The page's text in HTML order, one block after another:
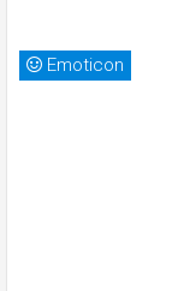
Emoticon